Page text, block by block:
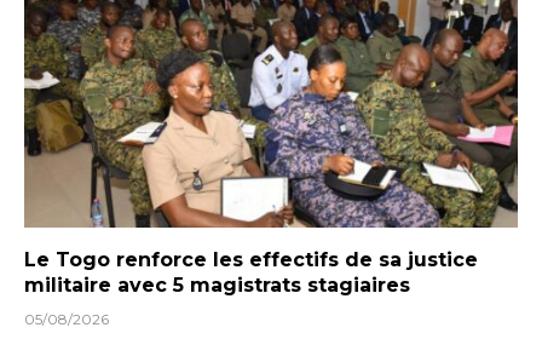
Le Togo renforce les effectifs de sa justice
militaire avec 5 magistrats stagiaires
05/08/2026